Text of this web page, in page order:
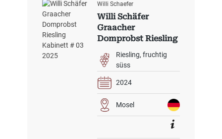
Willi Schaefer
Willi Schäfer
Graacher
Domprobst Riesling
Kabinett #3 2024
Riesling fruchtig
süss
2024
Mosel